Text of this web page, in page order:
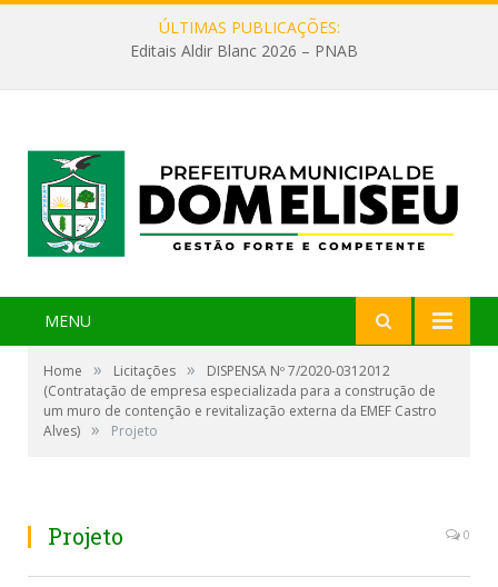
ÚLTIMAS PUBLICAÇÕES:
Editais Aldir Blanc 2026 – PNAB
MENU
Home » Licitações »
DISPENSA Nº 7/2020-0312012
(Contratação de empresa especializada para a construção de
um muro de contenção e revitalização externa da EMEF Castro
Alves) » Projeto
Projeto 0